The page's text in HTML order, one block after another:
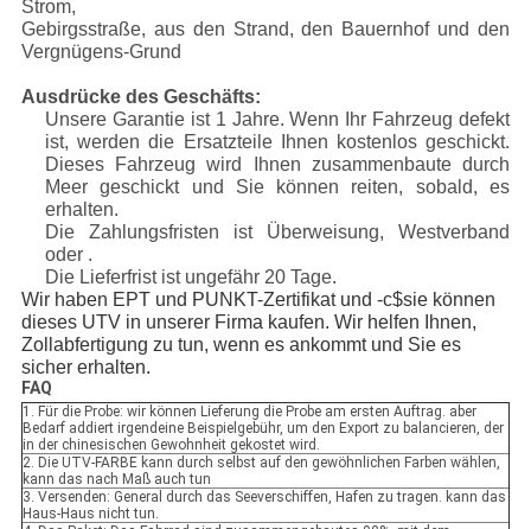
Strom,
Gebirgsstraße, aus den Strand, den Bauernhof und den
Vergnügens-Grund
Ausdrücke des Geschäfts:
Unsere Garantie ist 1 Jahre. Wenn Ihr Fahrzeug defekt
ist, werden die Ersatzteile Ihnen kostenlos geschickt.
Dieses Fahrzeug wird Ihnen zusammenbaute durch
Meer geschickt und Sie können reiten, sobald, es
erhalten.
Die Zahlungsfristen ist Überweisung, Westverband
oder .
Die Lieferfrist ist ungefähr 20 Tage.
Wir haben EPT und PUNKT-Zertifikat und -c$sie können
dieses UTV in unserer Firma kaufen. Wir helfen Ihnen,
Zollabfertigung zu tun, wenn es ankommt und Sie es
sicher erhalten.
FAQ
1. Für die Probe: wir können Lieferung die Probe am ersten Auftrag. aber
Bedarf addiert irgendeine Beispielgebühr, um den Export zu balancieren, der
in der chinesischen Gewohnheit gekostet wird.
2. Die UTV-FARBE kann durch selbst auf den gewöhnlichen Farben wählen,
kann das nach Maß auch tun
3. Versenden: General durch das Seeverschiffen, Hafen zu tragen. kann das
Haus-Haus nicht tun.